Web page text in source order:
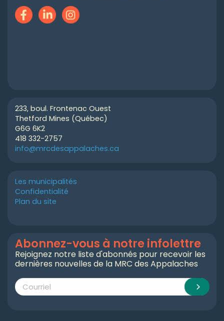
233, boul. Frontenac Ouest
Thetford Mines (Québec)
G6G 6K2
418 332-2757
info@mrcdesappalaches.ca
Les municipalités
Confidentialité
Plan du site
Abonnez-vous à notre infolettre
Rejoignez notre liste d'abonnés pour recevoir les
dernières nouvelles de la MRC des Appalaches